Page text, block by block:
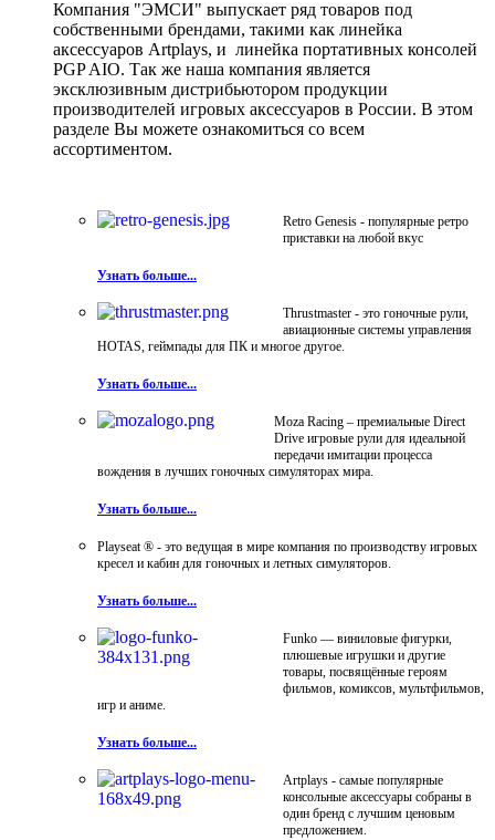
Компания "ЭМСИ" выпускает ряд товаров под
собственными брендами, такими как линейка
аксессуаров Artplays, и линейка портативных консолей
PGP AIO. Так же наша компания является
эксклюзивным дистрибьютором продукции
производителей игровых аксессуаров в России. В этом
разделе Вы можете ознакомиться со всем
ассортиментом.
Retro Genesis - популярные ретро
приставки на любой вкус
Узнать больше...
Thrustmaster - это гоночные рули,
авиационные системы управления
HOTAS, геймпады для ПК и многое другое.
Узнать больше...
Moza Racing – премиальные Direct
Drive игровые рули для идеальной
передачи имитации процесса
вождения в лучших гоночных симуляторах мира.
Узнать больше...
Playseat ® - это ведущая в мире компания по производству игровых
кресел и кабин для гоночных и летных симуляторов.
Узнать больше...
Funko — виниловые фигурки,
плюшевые игрушки и другие
товары, посвящённые героям
фильмов, комиксов, мультфильмов,
игр и аниме.
Узнать больше...
Artplays - самые популярные
консольные аксессуары собраны в
один бренд с лучшим ценовым
предложением.